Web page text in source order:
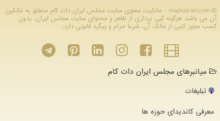
majlesiran.com - مالکیت معنوی سایت مجلس ایران دات كام متعلق به مالکین
آن می باشد. هرگونه کپی برداری از ظاهر و محتوای سایت مجلس ایران، بدون
کسب مجوز کتبی از مالک آن، شرعا حرام و پیگرد قانونی دارد.
میانبرهای مجلس ایران دات کام
تبلیغات
معرفی کاندیدای حوزه ها